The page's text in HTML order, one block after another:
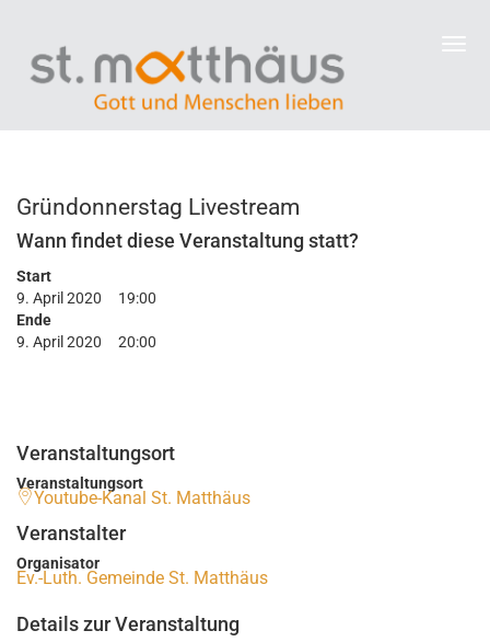
Gründonnerstag Livestream
Wann findet diese Veranstaltung statt?
Start
9. April 2020
19:00
Ende
9. April 2020
20:00
Veranstaltungsort
Veranstaltungsort
Youtube-Kanal St. Matthäus
Veranstalter
Organisator
Ev.-Luth. Gemeinde St. Matthäus
Details zur Veranstaltung